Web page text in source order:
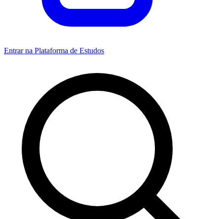
Entrar na Plataforma de Estudos